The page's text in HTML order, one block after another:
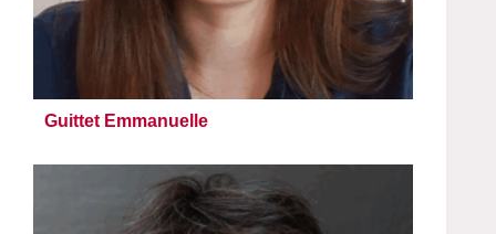
Guittet Emmanuelle